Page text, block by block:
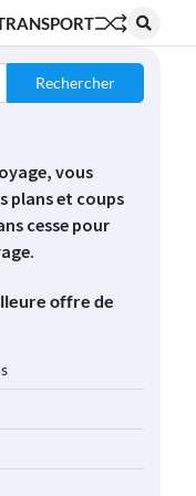
Rechercher
vous
plans et coups
cesse pour
offre de